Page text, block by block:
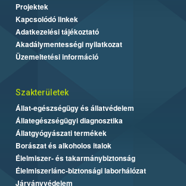
Projektek
Kapcsolódó linkek
Adatkezelési tájékoztató
Akadálymentességi nyilatkozat
Üzemeltetési információ
Szakterületek
Állat-egészségügy és állatvédelem
Állategészségügyi diagnosztika
Állatgyógyászati termékek
Borászat és alkoholos italok
Élelmiszer- és takarmánybiztonság
Élelmiszerlánc-biztonsági laborhálózat
Járványvédelem